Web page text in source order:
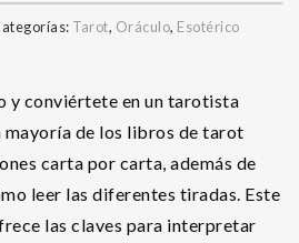
Tarot, Oráculo, Esotérico
y conviértete en un tarotista
mayoría de los libros de tarot
carta por carta, además de
leer las diferentes tiradas. Este
las claves para interpretar